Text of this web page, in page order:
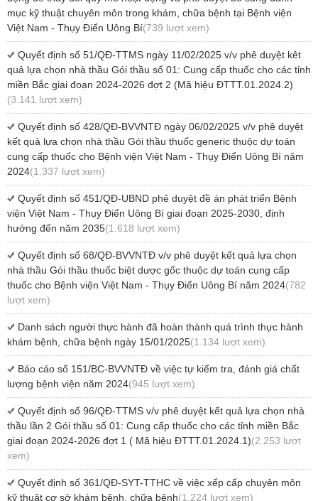
mục kỹ thuật chuyên môn trong khám, chữa bệnh tại Bệnh viện
Việt Nam - Thụy Điển Uông Bí(739 lượt xem)
Quyết định số 51/QĐ-TTMS ngày 11/02/2025 v/v phê duyệt kêt
quả lựa chọn nhà thầu Gói thầu số 01: Cung cấp thuốc cho các tỉnh
miền Bắc giai đoạn 2024-2026 đợt 2 (Mã hiệu ĐTTT.01.2024.2)
(3.141 lượt xem)
Quyết định số 428/QĐ-BVVNTĐ ngày 06/02/2025 v/v phê duyệt
kết quả lựa chọn nhà thầu Gói thầu thuốc generic thuộc dự toán
cung cấp thuốc cho Bệnh viện Việt Nam - Thụy Điển Uông Bí năm
2024(1.337 lượt xem)
Quyết định số 451/QĐ-UBND phê duyệt đề án phát triển Bệnh
viện Việt Nam - Thụy Điển Uông Bí giai đoạn 2025-2030, định
hướng đến năm 2035(1.618 lượt xem)
Quyết định số 68/QĐ-BVVNTĐ v/v phê duyệt kết quả lựa chọn
nhà thầu Gói thầu thuốc biệt dược gốc thuộc dự toán cung cấp
thuốc cho Bệnh viện Việt Nam - Thụy Điển Uông Bí năm 2024(782
lượt xem)
Danh sách người thực hành đã hoàn thành quá trình thực hành
khám bệnh, chữa bệnh ngày 15/01/2025(1.134 lượt xem)
Báo cáo số 151/BC-BVVNTĐ về việc tự kiểm tra, đánh giá chất
lượng bệnh viện năm 2024(945 lượt xem)
Quyết định số 96/QĐ-TTMS v/v phê duyệt kết quả lựa chọn nhà
thầu lần 2 Gói thầu số 01: Cung cấp thuốc cho các tỉnh miền Bắc
giai đoạn 2024-2026 đợt 1 ( Mã hiệu ĐTTT.01.2024.1)(2.253 lượt
xem)
Quyết định số 361/QĐ-SYT-TTHC về việc xếp cấp chuyên môn
kỹ thuật cơ sở khám bệnh, chữa bệnh(1.224 lượt xem)